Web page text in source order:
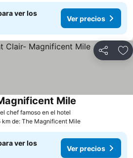
ver los
Ver precios
Compartir
chef famoso en el hotel
Mile
km de: The Magnificent Mile
ver los
Ver precios